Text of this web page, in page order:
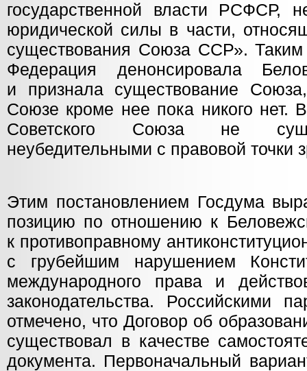
государственной власти РСФСР,
юридической силы в части,
существования Союза ССР». Таким
Федерация денонсировала
и признала существование
Союзе кроме нее пока никого нет.
Советского Союза не
неубедительными с правовой точки
Этим постановлением Госдума
позицию по отношению к
к противоправному
с грубейшим нарушением
международного права и
законодательства. Российскими
отмечено, что Договор об
существовал в качестве
документа. Первоначальный